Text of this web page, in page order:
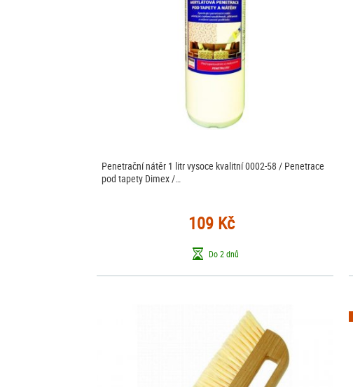
Penetrační nátěr 1 litr vysoce kvalitní 0002-58 / Penetrace
pod tapety Dimex /…
109 Kč
Do 2 dnů